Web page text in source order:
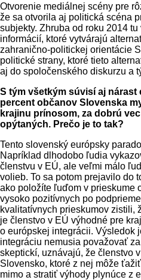
Otvorenie mediálnej scény pre
že sa otvorila aj politická scéna
subjekty. Zhruba od roku 2014
informácií, ktoré vytvárajú
zahranično-politickej orientácie
politické strany, ktoré tieto
aj do spoločenského diskurzu a
S tým všetkým súvisí aj
percent občanov Slovenska
krajinu prínosom, za dobrú
opýtaných. Prečo je to tak?
Tento slovenský európsky
Napríklad dlhodobo ľudia
členstvu v EÚ, ale veľmi málo
volieb. To sa potom prejavilo do
ako položíte ľuďom v prieskume
vysoko pozitívnych po
kvalitatívnych prieskumov zistili,
je členstvo v EÚ výhodné pre
o európskej integrácii. Výsledok
integráciu nemusia považovať
skeptickí, uznávajú, že členstvo
Slovensko, ktoré z nej môže
mimo a stratiť výhody plynúce z